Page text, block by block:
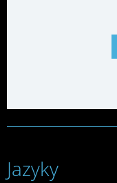
Jazyky